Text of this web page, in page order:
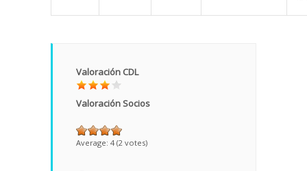
Valoración CDL
Valoración Socios
Average: 4 (2 votes)